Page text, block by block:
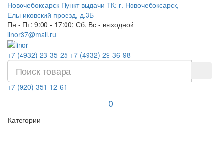
Новочебоксарск Пункт выдачи ТК: г. Новочебоксарск,
Ельниковский проезд, д.3Б
Пн - Пт: 9:00 - 17:00; Сб, Вс - выходной
linor37@mail.ru
+7 (4932) 23-35-25 +7 (4932) 29-36-98
+7 (920) 351 12-61
0
Категории